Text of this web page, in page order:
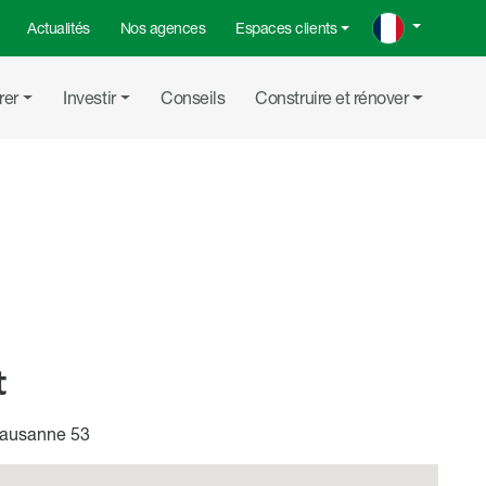
Actualités Nos agences Espaces clients
Investir Conseils Construire et rénover
53